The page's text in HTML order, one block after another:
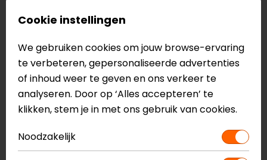
Naam
Motorjas Macna Rancher
Merk
Macna
Kleur
Wit-Zwart
Aanritsbaar
Korte rits
Certificeringsklasse
A
Materiaal
Textiel
Rijstijl
Cookie instellingen
We gebruiken cookies om jouw browse-ervaring
te verbeteren, gepersonaliseerde advertenties
of inhoud weer te geven en ons verkeer te
analyseren. Door op ‘Alles accepteren’ te
klikken, stem je in met ons gebruik van cookies.
Noodzakelijk